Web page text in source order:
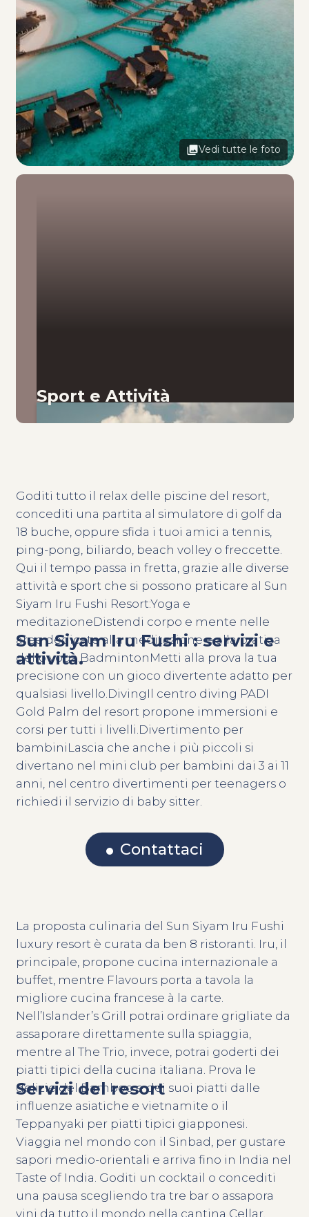
Vedi tutte le foto
Sport e Attività
Sun Siyam Iru Fushi : servizi e
attività.
Goditi tutto il relax delle piscine del resort,
concediti una partita al simulatore di golf da
18 buche, oppure sfida i tuoi amici a tennis,
ping-pong, biliardo, beach volley o freccette.
Qui il tempo passa in fretta, grazie alle diverse
attività e sport che si possono praticare al Sun
Siyam Iru Fushi Resort:Yoga e
meditazioneDistendi corpo e mente nelle
aree dedicate alla meditazione e alla pratica
dello yoga.BadmintonMetti alla prova la tua
precisione con un gioco divertente adatto per
qualsiasi livello.DivingIl centro diving PADI
Gold Palm del resort propone immersioni e
corsi per tutti i livelli.Divertimento per
bambiniLascia che anche i più piccoli si
divertano nel mini club per bambini dai 3 ai 11
anni, nel centro divertimenti per teenagers o
richiedi il servizio di baby sitter.
Contattaci
Servizi del resort
La proposta culinaria del Sun Siyam Iru Fushi
luxury resort è curata da ben 8 ristoranti. Iru, il
principale, propone cucina internazionale a
buffet, mentre Flavours porta a tavola la
migliore cucina francese à la carte.
Nell’Islander’s Grill potrai ordinare grigliate da
assaporare direttamente sulla spiaggia,
mentre al The Trio, invece, potrai goderti dei
piatti tipici della cucina italiana. Prova le
delizie del Bamboo e dei suoi piatti dalle
influenze asiatiche e vietnamite o il
Teppanyaki per piatti tipici giapponesi.
Viaggia nel mondo con il Sinbad, per gustare
sapori medio-orientali e arriva fino in India nel
Taste of India. Goditi un cocktail o concediti
una pausa scegliendo tra tre bar o assapora
vini da tutto il mondo nella cantina Cellar.